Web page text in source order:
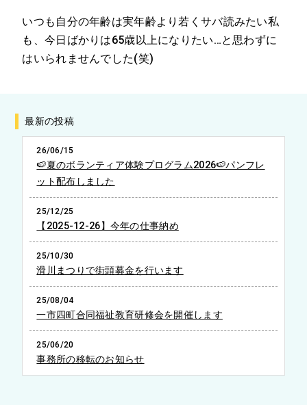
いつも自分の年齢は実年齢より若くサバ読みたい私
も、今日ばかりは65歳以上になりたい…と思わずに
はいられませんでした(笑)
最新の投稿
26/06/15
🍉夏のボランティア体験プログラム2026🍉パンフレ
ット配布しました
25/12/25
【2025-12-26】今年の仕事納め
25/10/30
滑川まつりで街頭募金を行います
25/08/04
一市四町合同福祉教育研修会を開催します
25/06/20
事務所の移転のお知らせ